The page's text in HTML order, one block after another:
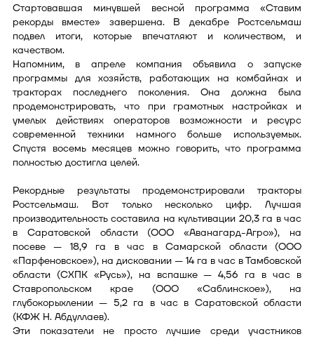
Стартовавшая минувшей весной программа «Ставим
рекорды вместе» завершена. В декабре Ростсельмаш
подвел итоги, которые впечатляют и количеством, и
качеством.
Напомним, в апреле компания объявила о запуске
программы для хозяйств, работающих на комбайнах и
тракторах последнего поколения. Она должна была
продемонстрировать, что при грамотных настройках и
умелых действиях операторов возможности и ресурс
современной техники намного больше используемых.
Спустя восемь месяцев можно говорить, что программа
полностью достигла целей.
Рекордные результаты продемонстрировали тракторы
Ростсельмаш. Вот только несколько цифр. Лучшая
производительность составила на культивации 20,3 га в час
в Саратовской области (ООО «Аванагард-Агро»), на
посеве — 18,9 га в час в Самарской области (ООО
«Парфеновское»), на дисковании — 14 га в час в Тамбовской
области (СХПК «Русь»), на вспашке — 4,56 га в час в
Ставропольском крае (ООО «Саблинское»), на
глубокорыхлении — 5,2 га в час в Саратовской области
(КФЖ Н. Абдуллаев).
Эти показатели не просто лучшие среди участников